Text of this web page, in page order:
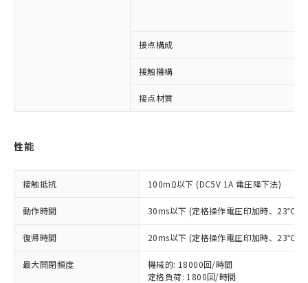
接点構成
接触機構
接点材質
性能
接触抵抗 100mΩ以下 (DC5V 1A 電圧降下法)
動作時間 30ms以下 (定格操作電圧印加時、23℃、
復帰時間 20ms以下 (定格操作電圧印加時、23℃、
最大開閉頻度
機械的: 18000回/時間
定格負荷: 1800回/時間
以下の条件をお読みいただき、同意のうえ
本サービスは、当社制御機器事業取扱
商品の当社在庫状況および標準価格
(税抜)を提供させていただくもので
非含有に対応した製品が提供可能な商品で
対応予定なし：EU RoHS指令（10物質）の
非含有に非対応の商品で、対応品を出す予
定はありません。
調査・確認中：EU RoHS指令（10物質）の
非含有の対応状況を調査中または確認中の
非該当品：ライセンス料など無形物で、有
害物質有無と関係のない商品です。
※1 中国RoHS○×表
「○」：最大均質材料含有率が中国RoHSの
基準値以下であることを示します。